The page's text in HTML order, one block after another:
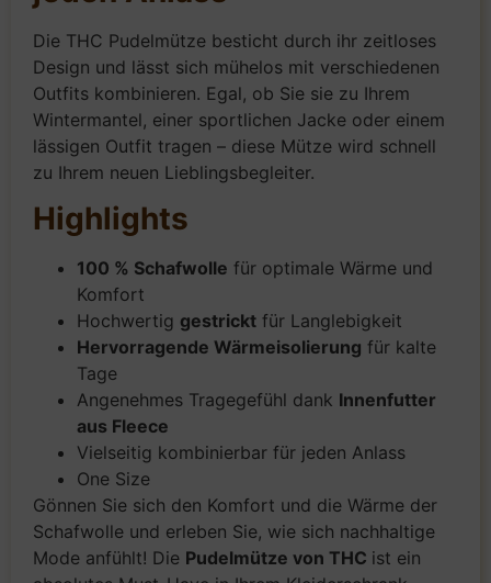
Die THC Pudelmütze besticht durch ihr zeitloses
Design und lässt sich mühelos mit verschiedenen
Outfits kombinieren. Egal, ob Sie sie zu Ihrem
Wintermantel, einer sportlichen Jacke oder einem
lässigen Outfit tragen – diese Mütze wird schnell
zu Ihrem neuen Lieblingsbegleiter.
Highlights
100 % Schafwolle für optimale Wärme und
Komfort
Hochwertig gestrickt für Langlebigkeit
Hervorragende Wärmeisolierung für kalte
Tage
Angenehmes Tragegefühl dank Innenfutter
aus Fleece
Vielseitig kombinierbar für jeden Anlass
One Size
Gönnen Sie sich den Komfort und die Wärme der
Schafwolle und erleben Sie, wie sich nachhaltige
Mode anfühlt! Die Pudelmütze von THC ist ein